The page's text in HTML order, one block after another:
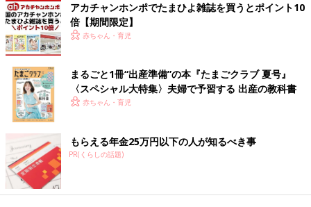
アカチャンホンポでたまひよ雑誌を買うとポイント10
倍【期間限定】
赤ちゃん・育児
まるごと1冊“出産準備”の本『たまごクラブ 夏号』
〈スペシャル大特集〉夫婦で予習する 出産の教科書
赤ちゃん・育児
もらえる年金25万円以下の人が知るべき事
PR(くらしの話題)